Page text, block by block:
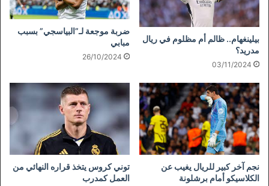
بيلينغهام.. ظالم أم مظلوم في ريال
مدريد؟
03/11/2024
ضربة موجعة لـ”البياسجي” بسبب
مبابي
26/10/2024
نجم آخر كبير للريال يغيب عن
الكلاسيكو أمام برشلونة
توني كروس يتخذ قراره النهائي من
العمل كمدرب